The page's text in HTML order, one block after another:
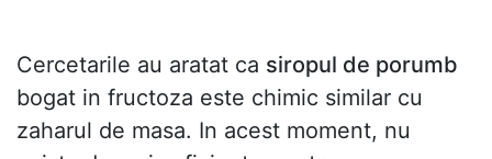
Cercetarile au aratat ca siropul de porumb
bogat in fructoza este chimic similar cu
zaharul de masa. In acest moment, nu